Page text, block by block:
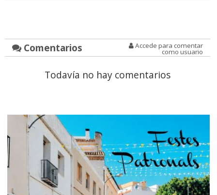
Comentarios Accede para comentar
como usuario
Todavía no hay comentarios